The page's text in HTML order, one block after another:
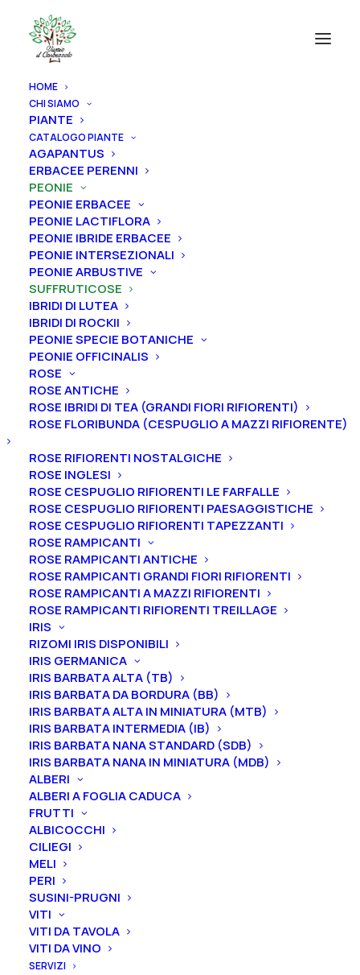
HOME
CHI SIAMO
PIANTE
CATALOGO PIANTE
AGAPANTUS
ERBACEE PERENNI
PEONIE
PEONIE ERBACEE
PEONIE LACTIFLORA
PEONIE IBRIDE ERBACEE
PEONIE INTERSEZIONALI
PEONIE ARBUSTIVE
SUFFRUTICOSE
IBRIDI DI LUTEA
IBRIDI DI ROCKII
PEONIE SPECIE BOTANICHE
PEONIE OFFICINALIS
ROSE
ROSE ANTICHE
ROSE IBRIDI DI TEA (GRANDI FIORI RIFIORENTI)
ROSE FLORIBUNDA (CESPUGLIO A MAZZI RIFIORENTE)
ROSE RIFIORENTI NOSTALGICHE
ROSE INGLESI
ROSE CESPUGLIO RIFIORENTI LE FARFALLE
ROSE CESPUGLIO RIFIORENTI PAESAGGISTICHE
ROSE CESPUGLIO RIFIORENTI TAPEZZANTI
ROSE RAMPICANTI
ROSE RAMPICANTI ANTICHE
ROSE RAMPICANTI GRANDI FIORI RIFIORENTI
ROSE RAMPICANTI A MAZZI RIFIORENTI
ROSE RAMPICANTI RIFIORENTI TREILLAGE
IRIS
RIZOMI IRIS DISPONIBILI
IRIS GERMANICA
IRIS BARBATA ALTA (TB)
IRIS BARBATA DA BORDURA (BB)
IRIS BARBATA ALTA IN MINIATURA (MTB)
IRIS BARBATA INTERMEDIA (IB)
IRIS BARBATA NANA STANDARD (SDB)
IRIS BARBATA NANA IN MINIATURA (MDB)
ALBERI
ALBERI A FOGLIA CADUCA
FRUTTI
ALBICOCCHI
CILIEGI
MELI
PERI
SUSINI-PRUGNI
VITI
VITI DA TAVOLA
VITI DA VINO
SERVIZI
Peonia suffruticosa “Kao”
Peonia suffruticosa “Kao”
58,00€
La peonia suffruticosa “Kao” è di origine giapponese,
(C. Watanabe in Daikon-jima Island, Shimane, Japan
1931). Ha un fiore enorme (fino a 25 cm di diametro) e
doppio di colore rosso carminio. I petali nella parte
superiore scolorano al porpora con l’avanzamento
della fioritura. Il portamento è vigoroso ed eretto (fino
a 180 cm) con steli rossastri. Sui rami più deboli si
possono trovare fiori semplici. La sua fioritura è
medio tardiva e il suo profumo è dolce e speziato.
Dimensione vaso
Branche
Peonia
suffruticosa